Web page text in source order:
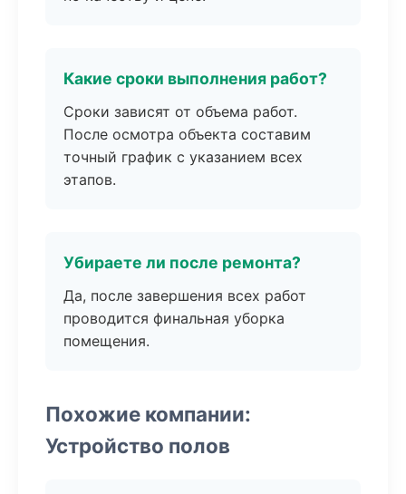
Какие сроки выполнения работ?
Сроки зависят от объема работ.
После осмотра объекта составим
точный график с указанием всех
этапов.
Убираете ли после ремонта?
Да, после завершения всех работ
проводится финальная уборка
помещения.
Похожие компании:
Устройство полов